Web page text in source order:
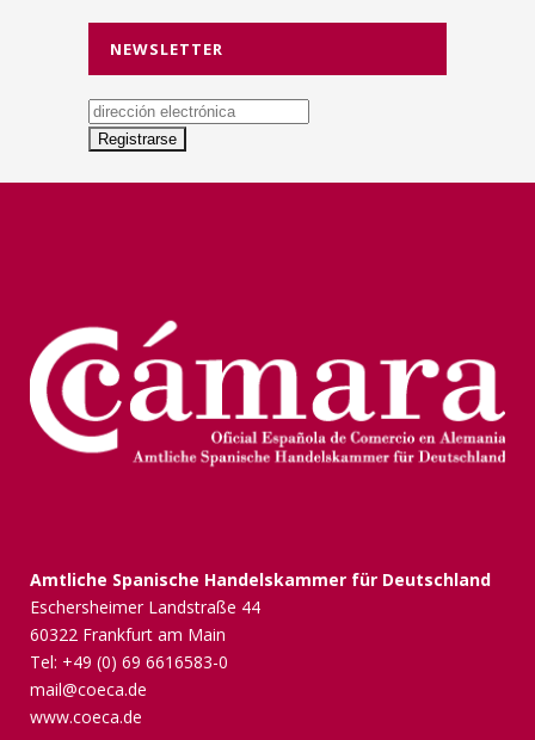
NEWSLETTER
Amtliche Spanische Handelskammer für Deutschland
Eschersheimer Landstraße 44
60322 Frankfurt am Main
Tel: +49 (0) 69 6616583-0
mail@coeca.de
www.coeca.de